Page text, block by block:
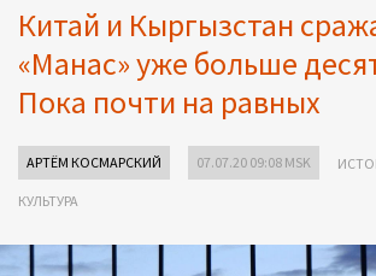
Китай и Кыргызстан
«Манас» уже больше
Пока почти на равных
АРТЁМ КОСМАРСКИЙ 07.07.20 09:08 MSK
КУЛЬТУРА